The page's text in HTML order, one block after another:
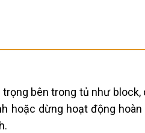
bên trong tủ như block,
hoặc dừng hoạt động